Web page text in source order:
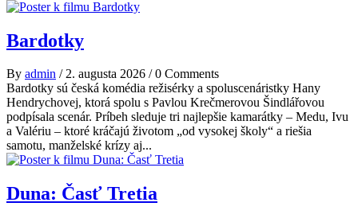
Bardotky
By admin /2. augusta 2026 /0 Comments
Bardotky sú česká komédia režisérky a spoluscenáristky Hany
Hendrychovej, ktorá spolu s Pavlou Krečmerovou Šindlářovou
podpísala scenár. Príbeh sleduje tri najlepšie kamarátky – Medu, Ivu
a Valériu – ktoré kráčajú životom „od vysokej školy“ a riešia
samotu, manželské krízy aj...
Duna: Časť Tretia